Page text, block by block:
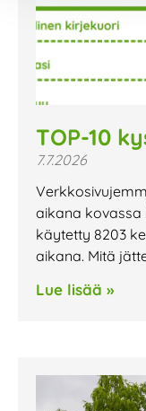
TOP-10
7.7.2026
aikana kovassa
käytetty 8203
aikana. Mitä
Lue lisää »